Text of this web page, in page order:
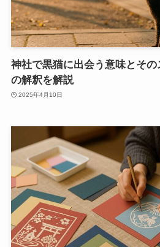
神社で黒猫に出会う意味とそ
の解釈を解説
2025年4月10日